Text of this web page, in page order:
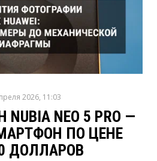
2026, 11:03
NEO 5 PRO —
ПО ЦЕНЕ
ДОЛЛАРОВ